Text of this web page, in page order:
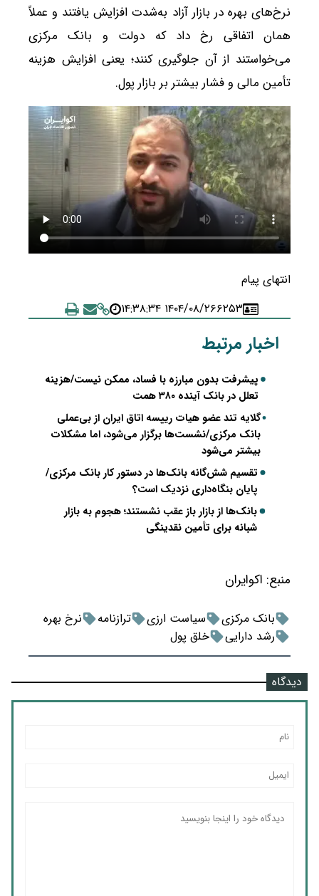
نرخ‌های بهره در بازار آزاد به‌شدت افزایش یافتند و عملاً
همان اتفاقی رخ داد که دولت و بانک مرکزی
می‌خواستند از آن جلوگیری کنند؛ یعنی افزایش هزینه
تأمین مالی و فشار بیشتر بر بازار پول.
انتهای پیام
۶۲۵۳۱۴۰۴/۰۸/۲۶ ۱۴:۳۸:۳۴
اخبار مرتبط
پیشرفت بدون مبارزه با فساد، ممکن نیست/هزینه
تعلل در بانک آینده ۳۸۰ همت
گلایه تند عضو هیات رییسه اتاق ایران از بی‌عملی
بانک مرکزی/نشست‌ها برگزار می‌شود، اما مشکلات
بیشتر می‌شود
تقسیم شش‌گانه بانک‌ها در دستور کار بانک مرکزی/
پایان بنگاه‌داری نزدیک است؟
بانک‌ها از بازار باز عقب نشستند؛ هجوم به بازار
شبانه برای تأمین نقدینگی
منبع: اکوایران
بانک مرکزی سیاست ارزی ترازنامه
نرخ بهره
رشد دارایی
خلق پول
دیدگاه